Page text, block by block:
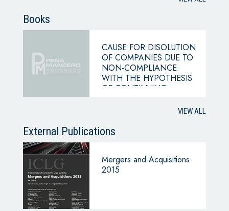
Books
CAUSE FOR DISOLUTION
OF COMPANIES DUE TO
NON-COMPLIANCE
WITH THE HYPOTHESIS
OF CONTINUING
VIEW ALL
External Publications
Mergers and Acquisitions
2015